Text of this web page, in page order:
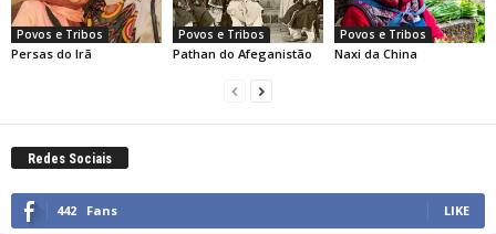
Povos e Tribos
Persas do Irã
Povos e Tribos
Pathan do Afeganistão
Povos e Tribos
Naxi da China
Redes Sociais
442 Fans LIKE